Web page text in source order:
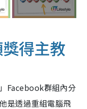
得主教
Facebook群組內分
是透過重組電腦飛